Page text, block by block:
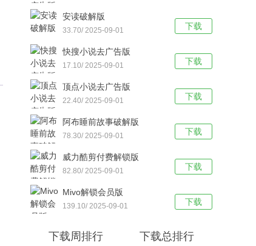
下载
安读破解版
33.70/ 2025-09-01
下载
快搜小说去广告版
17.10/ 2025-09-01
下载
顶点小说去广告版
22.40/ 2025-09-01
下载
阿布睡前故事破解版
78.30/ 2025-09-01
下载
威力酷剪付费解锁版
82.80/ 2025-09-01
下载
Mivo解锁会员版
139.10/ 2025-09-01
下载周排行 下载总排行